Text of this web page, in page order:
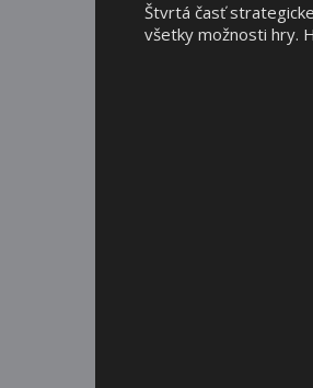
Štvrtá časť
všetky možnosti hry.